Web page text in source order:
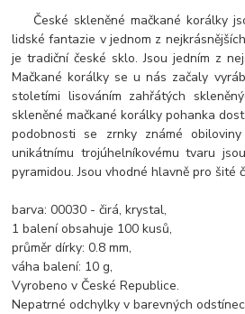
České skleněné mačkané korálky
lidské fantazie v jednom z
je tradiční české sklo. Jsou jedním z
Mačkané korálky se u nás začaly
stoletími lisováním zahřátých
skleněné mačkané korálky pohanka
podobnosti se zrnky známé
unikátnímu trojúhelníkovému tvaru
pyramidou. Jsou vhodné hlavně pro šité
barva: 00030 - čirá, krystal,
1 balení obsahuje 100 kusů,
průměr dírky: 0.8 mm,
váha balení: 10 g,
Vyrobeno v České Republice.
Nepatrné odchylky v barevných